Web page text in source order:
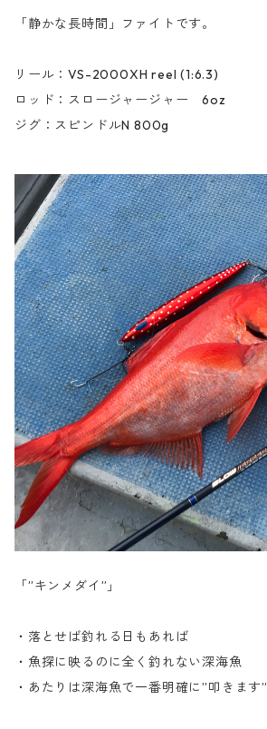
「静かな長時間」ファイトです。
リール：VS-2000XH reel (1:6.3)
ロッド：スロージャージャー 6oz
ジグ：スピンドルN 800g
「”キンメダイ”」
・落とせば釣れる日もあれば
・魚探に映るのに全く釣れない深海魚
・あたりは深海魚で一番明確に”叩きます”